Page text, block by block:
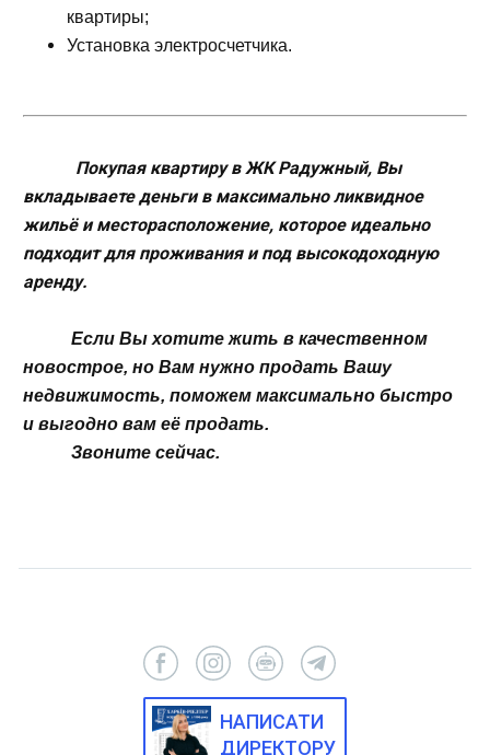
квартиры;
Установка электросчетчика.
Покупая квартиру в ЖК Радужный, Вы
вкладываете деньги в максимально ликвидное
жильё и месторасположение, которое идеально
подходит для проживания и под высокодоходную
аренду.
Если Вы хотите жить в качественном
новострое, но Вам нужно продать Вашу
недвижимость, поможем максимально быстро
и выгодно вам её продать.
Звоните сейчас.
НАПИСАТИ
ДИРЕКТОРУ